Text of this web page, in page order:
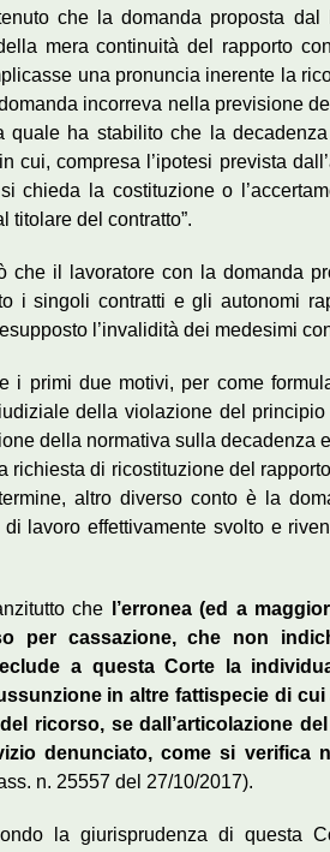
che la domanda proposta dal
mera continuità del rapporto
una pronuncia inerente la
incorreva nella previsione
ha stabilito che la
cui, compresa l’ipotesi prevista
chieda la costituzione o
titolare del contratto”.
che il lavoratore con la domanda
i singoli contratti e gli autonomi
l’invalidità dei medesimi
i primi due motivi, per come
della violazione del
della normativa sulla decadenza
richiesta di ricostituzione del
altro diverso conto è la
lavoro effettivamente svolto e
che
l’erronea (ed a
per cassazione, che non
a questa Corte la
in altre fattispecie di cui
ricorso, se dall’articolazione
denunciato, come si verifica
n. 25557 del 27/10/2017).
la giurisprudenza di questa